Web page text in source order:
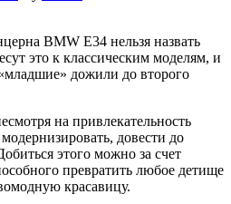
BMW E34 нельзя назвать
это к классическим моделям, и
дожили до второго
на привлекательность
довести до
этого можно за счет
превратить любое детище
красавицу.